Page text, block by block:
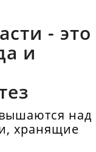
- это
и
над
хранящие